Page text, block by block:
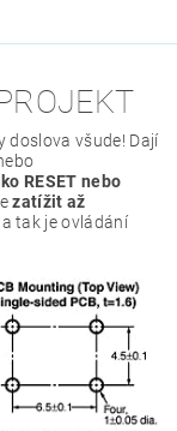
všude! Dají
RESET nebo
zatížit až
a tak je ovládání